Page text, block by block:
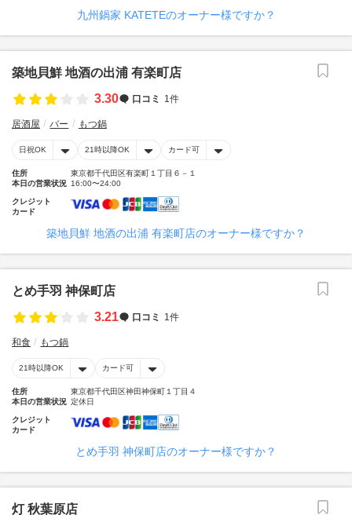
九州鍋家 KATETEのオーナー様ですか？
築地貝鮮 地酒の出浦 有楽町店
3.30
口コミ 1件
居酒屋 バー もつ鍋
日祝OK 21時以降OK カード可
住所
東京都千代田区有楽町１丁目６－１
本日の営業状況 16:00〜24:00
クレジット
カード
築地貝鮮 地酒の出浦 有楽町店のオーナー様ですか？
とめ手羽 神保町店
3.21
口コミ 1件
和食 もつ鍋
21時以降OK カード可
住所
東京都千代田区神田神保町１丁目４
本日の営業状況 定休日
クレジット
カード
とめ手羽 神保町店のオーナー様ですか？
灯 秋葉原店